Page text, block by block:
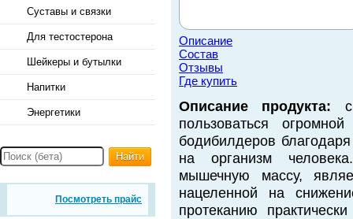
Суставы и связки
Для тестостерона
Шейкеры и бутылки
Напитки
Энергетики
Найти
Посмотреть прайс
Описание
Состав
Отзывы
Где купить
Описание продукта:
пользоваться
бодибилдеров
на организм
мышечную массу,
нацеленной на
протеканию